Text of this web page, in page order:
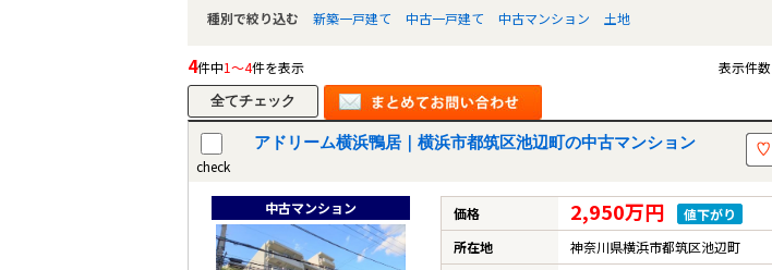
種別で絞り込む 新築一戸建て 中古一戸建て 中古マンション 土地
4件中1～4件を表示 表示件数
check
アドリーム横浜鴨居｜横浜市都筑区池辺町の中古マンション
中古マンション 価格 2,950万円
値下がり
所在地
神奈川県横浜市都筑区池辺町